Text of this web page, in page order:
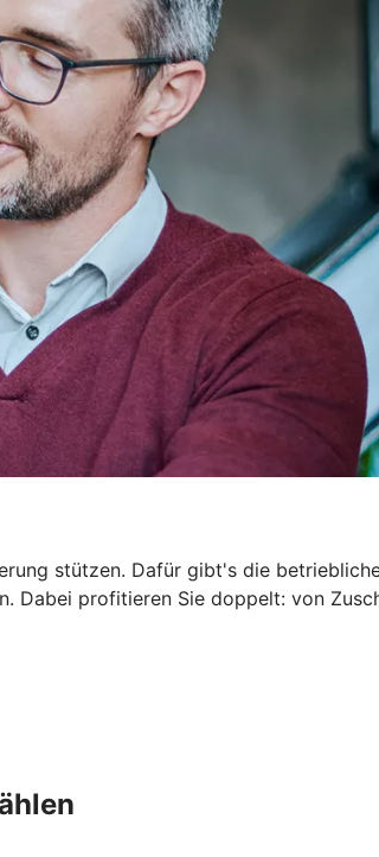
stützen. Dafür gibt's die
Dabei profitieren Sie doppelt: von